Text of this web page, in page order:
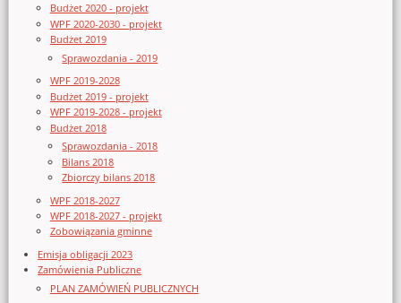
Budżet 2020 - projekt
WPF 2020-2030 - projekt
Budżet 2019
Sprawozdania - 2019
WPF 2019-2028
Budżet 2019 - projekt
WPF 2019-2028 - projekt
Budżet 2018
Sprawozdania - 2018
Bilans 2018
Zbiorczy bilans 2018
WPF 2018-2027
WPF 2018-2027 - projekt
Zobowiązania gminne
Emisja obligacji 2023
Zamówienia Publiczne
PLAN ZAMÓWIEŃ PUBLICZNYCH